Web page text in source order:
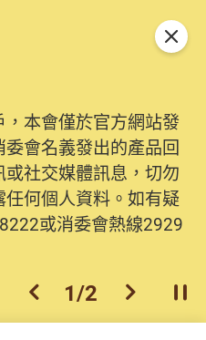
本會僅於官方網站發
會名義發出的產品回
社交媒體訊息，切勿
何個人資料。如有疑
或消委會熱線2929
上一個
1/2 下一個開
關閉